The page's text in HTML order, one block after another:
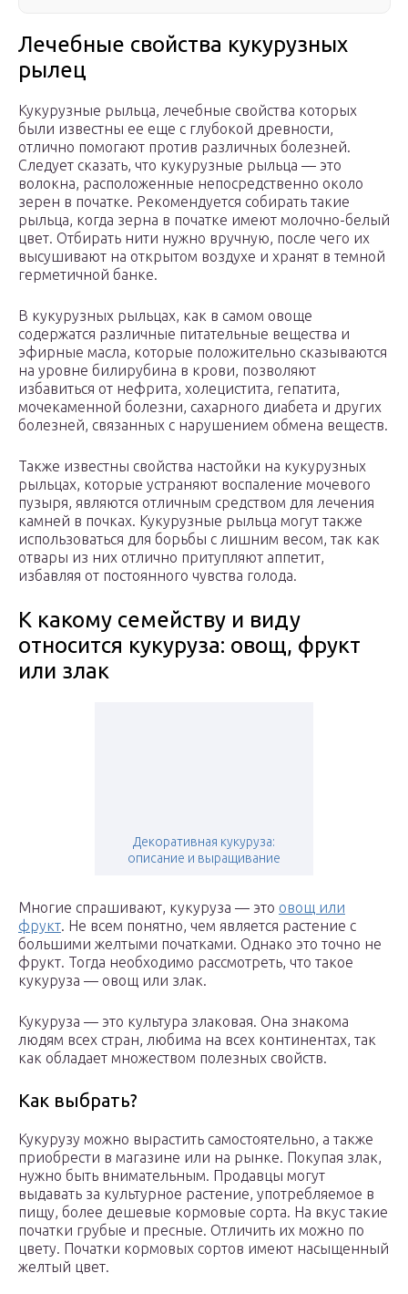
Лечебные свойства кукурузных
рылец
Кукурузные рыльца, лечебные свойства которых
были известны ее еще с глубокой древности,
отлично помогают против различных болезней.
Следует сказать, что кукурузные рыльца — это
волокна, расположенные непосредственно около
зерен в початке. Рекомендуется собирать такие
рыльца, когда зерна в початке имеют молочно-белый
цвет. Отбирать нити нужно вручную, после чего их
высушивают на открытом воздухе и хранят в темной
герметичной банке.
В кукурузных рыльцах, как в самом овоще
содержатся различные питательные вещества и
эфирные масла, которые положительно сказываются
на уровне билирубина в крови, позволяют
избавиться от нефрита, холецистита, гепатита,
мочекаменной болезни, сахарного диабета и других
болезней, связанных с нарушением обмена веществ.
Также известны свойства настойки на кукурузных
рыльцах, которые устраняют воспаление мочевого
пузыря, являются отличным средством для лечения
камней в почках. Кукурузные рыльца могут также
использоваться для борьбы с лишним весом, так как
отвары из них отлично притупляют аппетит,
избавляя от постоянного чувства голода.
К какому семейству и виду
относится кукуруза: овощ, фрукт
или злак
Декоративная кукуруза:
описание и выращивание
Многие спрашивают, кукуруза — это овощ или
фрукт. Не всем понятно, чем является растение с
большими желтыми початками. Однако это точно не
фрукт. Тогда необходимо рассмотреть, что такое
кукуруза — овощ или злак.
Кукуруза — это культура злаковая. Она знакома
людям всех стран, любима на всех континентах, так
как обладает множеством полезных свойств.
Как выбрать?
Кукурузу можно вырастить самостоятельно, а также
приобрести в магазине или на рынке. Покупая злак,
нужно быть внимательным. Продавцы могут
выдавать за культурное растение, употребляемое в
пищу, более дешевые кормовые сорта. На вкус такие
початки грубые и пресные. Отличить их можно по
цвету. Початки кормовых сортов имеют насыщенный
желтый цвет.